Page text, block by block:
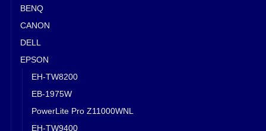
BENQ
CANON
DELL
EPSON
EH-TW8200
EB-1975W
PowerLite Pro Z11000WNL
EH-TW9400